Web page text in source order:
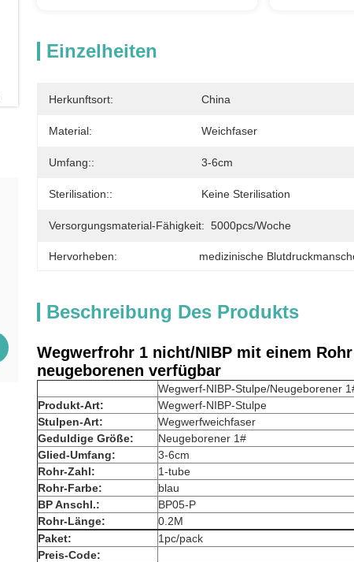
Einzelheiten
Herkunftsort: China
Material: Weichfaser
Umfang:: 3-6cm
Sterilisation:: Keine Sterilisation
Versorgungsmaterial-Fähigkeit: 5000pcs/Woche
Hervorheben: medizinische
Beschreibung Des Produkts
Wegwerfrohr 1 nicht/NIBP mit einem
neugeborenen verfügbar
Wegwerf-NIBP-Stulpe/Neugeborener
Produkt-Art:
Wegwerf-NIBP-Stulpe
Stulpen-Art:
Wegwerfweichfaser
Geduldige Größe:
Neugeborener 1#
Glied-Umfang:
3-6cm
Rohr-Zahl:
1-tube
Rohr-Farbe:
blau
BP Anschl.:
BP05-P
Rohr-Länge:
0.2M
Paket:
1pc/pack
Preis-Code: